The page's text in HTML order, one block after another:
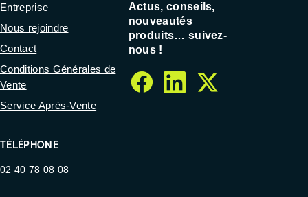
TÉLÉPHONE
02 40 78 08 08
Entreprise
Nous rejoindre
Contact
Conditions Générales de
Vente
Service Après-Vente
Actus, conseils,
nouveautés
produits… suivez-
nous !
facebook
linkedin
twitter